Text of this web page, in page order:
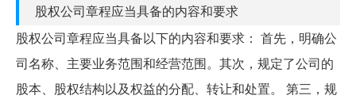
股权公司章程应当具备的内容和要求
股权公司章程应当具备以下的内容和要求： 首先，明确公
司名称、主要业务范围和经营范围。其次，规定了公司的
股本、股权结构以及权益的分配、转让和处置。 第三，规